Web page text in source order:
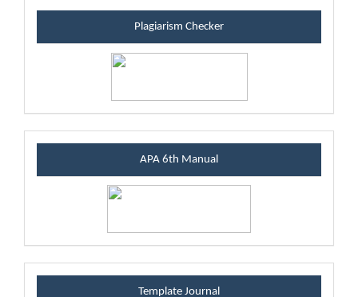
plagiarismblock
Plagiarism Checker
manualblockAPA 6th Manual
templateblock
Template Journal